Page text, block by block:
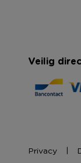
Veilig
Privacy